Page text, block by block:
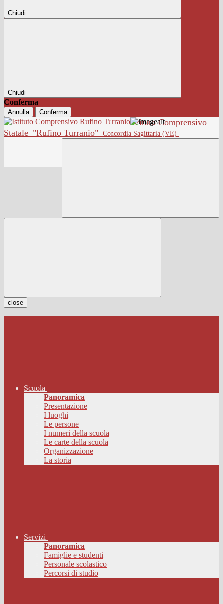
Chiudi
Chiudi
Conferma
Annulla Conferma
Istituto Comprensivo
Statale "Rufino Turranio" Concordia Sagittaria (VE)
close
Scuola
Panoramica
Presentazione
I luoghi
Le persone
I numeri della scuola
Le carte della scuola
Organizzazione
La storia
Servizi
Panoramica
Famiglie e studenti
Personale scolastico
Percorsi di studio